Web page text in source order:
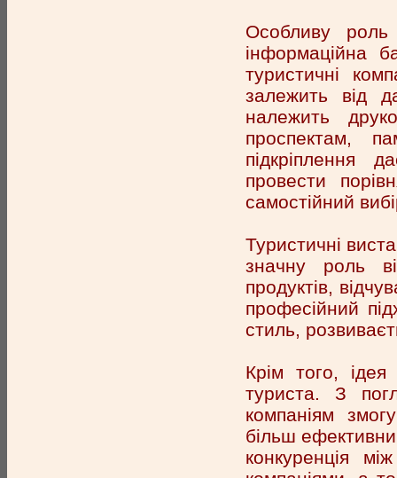
Особливу роль
інформаційна
туристичні
залежить від
належить
проспектам,
підкріплення
провести
самостійний
Туристичні
значну роль
продуктів,
професійний
стиль,
Крім того, ідея
туриста. З
компаніям
більш
конкуренція